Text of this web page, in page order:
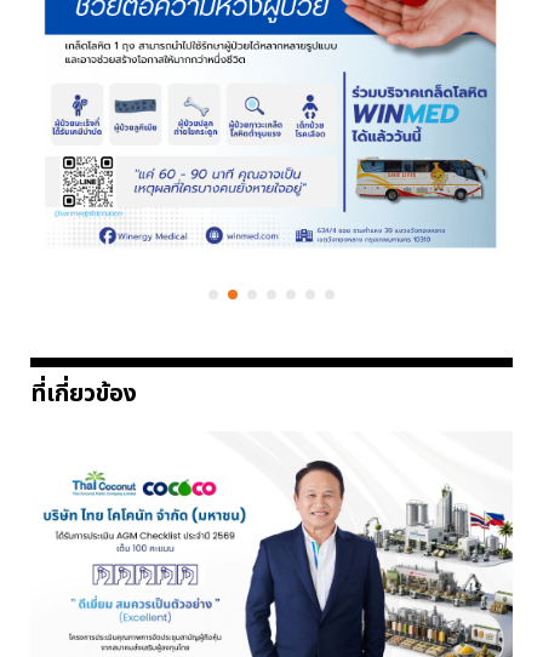
ที่เกี่ยวข้อง